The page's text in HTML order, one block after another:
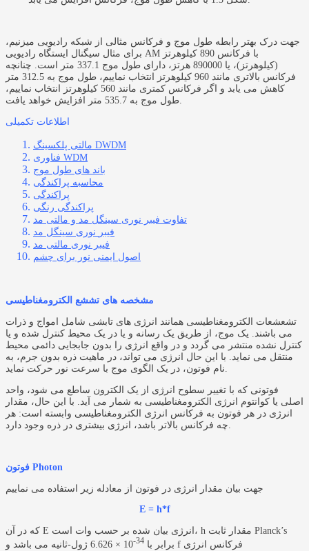
جهت درک بهتر رابطه طول موج و فرکانس مثالی از شبکه رادیویی میزنیم،
برای مثال سیگنال ایستگاه رادیویی AM با فرکانس 890 کیلوهرتز
(کیلوهرتز)، یا 890000 هرتز، دارای طول موج 337.1 متر است. چنانچه
فرکانس بالاتری مانند 960 کیلوهرتز انتخاب نماییم، طول موج به 312.5 متر
کاهش می یابد و اگر فرکانس کمتری مانند 560 کیلوهرتز انتخاب نماییم،
طول موج به 535.7 متر افزایش خواهد یافت.
اطلاعات تکمیلی
مالتی پلکسینگ DWDM
فناوری WDM
باند های طول موج
محاسبه پراکندگی
پراکندگی
پراکندگی رنگی
تفاوت فیبر نوری سینگل مد و مالتی مد
فیبر نوری سینگل مد
فیبر نوری مالتی مد
اصول ایمنی نور برای چشم
مشخصه های تششع الکترومغناطیسی
تشعشعات الکترومغناطیسی همانند انرژی های تابشی شامل امواج و ذرات
می باشند. یک موج، از طریق یک رسانه و یا در یک محیط کنترل شده و یا
کنترل نشده منتشر می گردد و در واقع انرژی را بدون جابجایی دائمی محیط
منتقل می نماید. با این حال انرژی می تواند، در ماهیت ذره بدون جرم، به
نام فوتون، در یک الگوی موج با سرعت نور حرکت نماید.
فوتونی که با تغییر سطوح انرژی از یک الکترون ساطع می شود، واحد
اصلی یا کوانتوم انرژی الکترومغناطیسی به شمار می آید. با این حال، مقدار
انرژی در هر فوتون به فرکانس انرژی الکترومغناطیسی وابسته است: هر
چه فرکانس بالاتر باشد، انرژی بیشتری در ذره وجود دارد.
فوتون Photon
جهت بیان مقدار انرژی در فوتون از معادله زیر استفاده می نماییم
E = h*f
که در آن E انرژی بیان شده بر حسب وات است، h مقدار ثابت Planck’s
برابر با
6.626 × 10-34
ژول-ثانیه می باشد و f فرکانس انرژی